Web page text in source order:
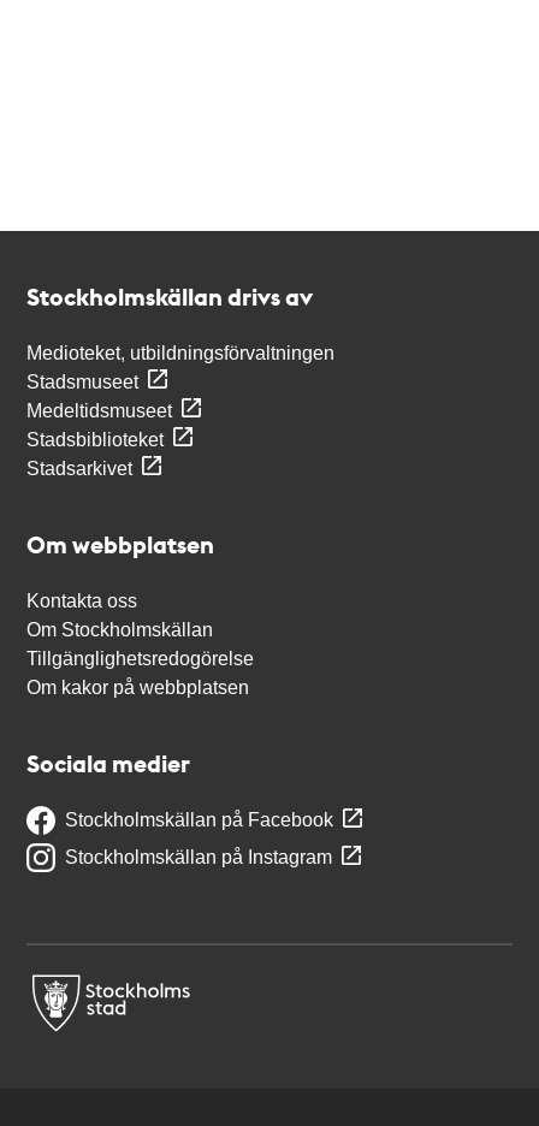
Stockholmskällan drivs av
Medioteket, utbildningsförvaltningen
Stadsmuseet
Medeltidsmuseet
Stadsbiblioteket
Stadsarkivet
Om webbplatsen
Kontakta oss
Om Stockholmskällan
Tillgänglighetsredogörelse
Om kakor på webbplatsen
Sociala medier
Stockholmskällan på Facebook
Stockholmskällan på Instagram